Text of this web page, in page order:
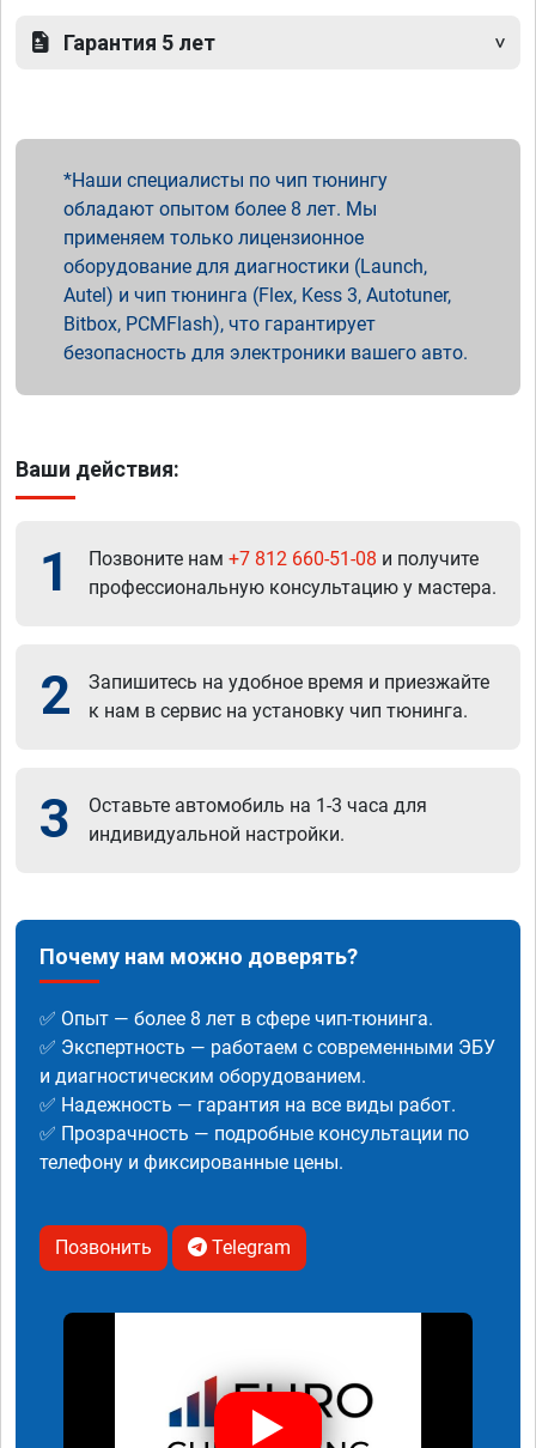
Гарантия 5 лет
Наши специалисты по чип тюнингу
обладают опытом более 8 лет. Мы
применяем только лицензионное
оборудование для диагностики (Launch,
Autel) и чип тюнинга (Flex, Kess 3, Autotuner,
Bitbox, PCMFlash), что гарантирует
безопасность для электроники вашего авто.
Ваши действия:
1 Позвоните нам +7 812 660-51-08 и получите
профессиональную консультацию у мастера.
2
Запишитесь на удобное время и приезжайте
к нам в сервис на установку чип тюнинга.
3
Оставьте автомобиль на 1-3 часа для
индивидуальной настройки.
Почему нам можно доверять?
✅ Опыт — более 8 лет в сфере чип-тюнинга.
✅ Экспертность — работаем с современными ЭБУ
и диагностическим оборудованием.
✅ Надежность — гарантия на все виды работ.
✅ Прозрачность — подробные консультации по
телефону и фиксированные цены.
Позвонить Telegram